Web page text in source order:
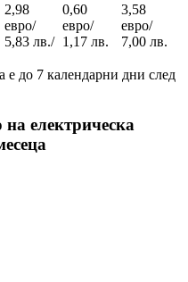
2,98
евро/
5,83 лв./
0,60
евро/
1,17 лв.
3,58
евро/
7,00 лв.
е до 7 календарни дни след
електрическа